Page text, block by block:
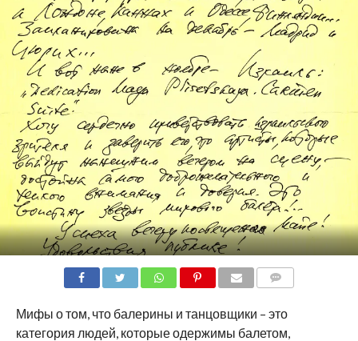
Мифы о том, что балерины и танцовщики – это
категория людей, которые одержимы балетом,